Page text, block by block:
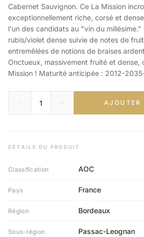
Cabernet Sauvignon. Ce La Mission
exceptionnellement riche, corsé et
l'un des candidats au "vin du millésime."
rubis/violet dense suivie de notes de
entremêlées de notions de braises
Onctueux, massivement fruité et dense,
Mission ! Maturité anticipée : 2012-
AJOUTER
DÉTAILS DU PRODUIT
Classification AOC
Pays France
Région Bordeaux
Sous-région Passac-Leognan